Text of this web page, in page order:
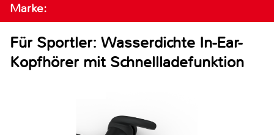
Marke:
Für Sportler: Wasserdichte In-Ear-
Kopfhörer mit Schnellladefunktion